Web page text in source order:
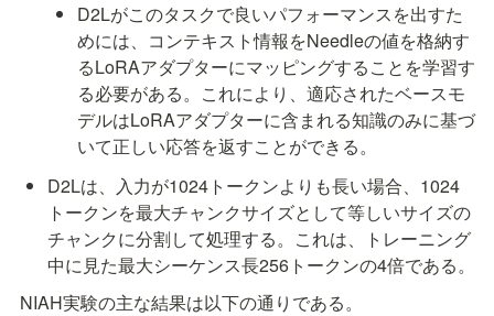
D2Lがこのタスクで良いパフォーマンスを出すた
めには、コンテキスト情報をNeedleの値を格納す
るLoRAアダプターにマッピングすることを学習す
る必要がある。これにより、適応されたベースモ
デルはLoRAアダプターに含まれる知識のみに基づ
いて正しい応答を返すことができる。
D2Lは、入力が1024トークンよりも長い場合、1024
トークンを最大チャンクサイズとして等しいサイズの
チャンクに分割して処理する。これは、トレーニング
中に見た最大シーケンス長256トークンの4倍である。
NIAH実験の主な結果は以下の通りである。